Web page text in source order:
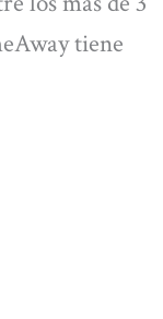
tiene